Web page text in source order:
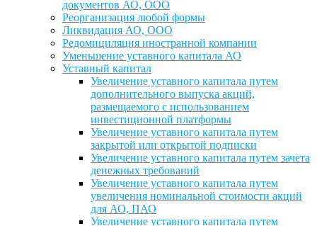
документов АО, ООО
Реорганизация любой формы
Ликвидация АО, ООО
Редомициляция иностранной компании
Уменьшение уставного капитала АО
Уставный капитал
Увеличение уставного капитала путем
дополнительного выпуска акций,
размещаемого с использованием
инвестиционной платформы
Увеличение уставного капитала путем
закрытой или открытой подписки
Увеличение уставного капитала путем зачета
денежных требований
Увеличение уставного капитала путем
увеличения номинальной стоимости акций
для АО, ПАО
Увеличение уставного капитала путем